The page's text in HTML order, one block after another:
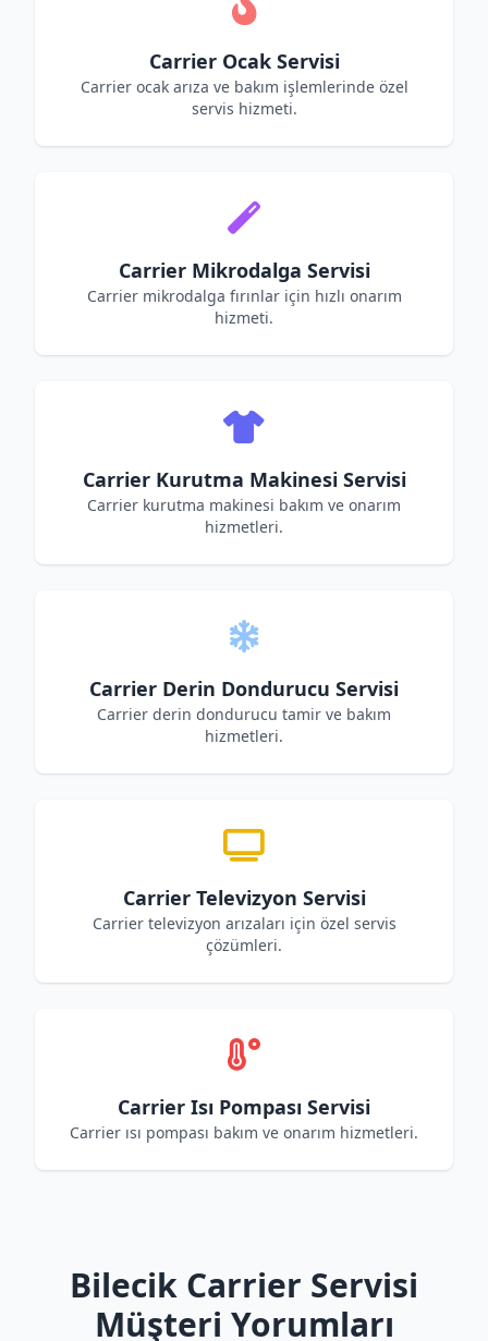
Carrier Ocak Servisi
Carrier ocak arıza ve bakım işlemlerinde özel
servis hizmeti.
Carrier Mikrodalga Servisi
Carrier mikrodalga fırınlar için hızlı onarım
hizmeti.
Carrier Kurutma Makinesi Servisi
Carrier kurutma makinesi bakım ve onarım
hizmetleri.
Carrier Derin Dondurucu Servisi
Carrier derin dondurucu tamir ve bakım
hizmetleri.
Carrier Televizyon Servisi
Carrier televizyon arızaları için özel servis
çözümleri.
Carrier Isı Pompası Servisi
Carrier ısı pompası bakım ve onarım hizmetleri.
Bilecik Carrier Servisi
Müşteri Yorumları